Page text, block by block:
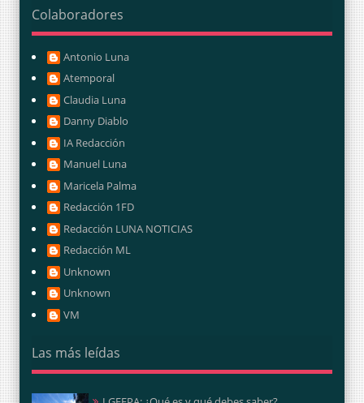
Colaboradores
Antonio Luna
Atemporal
Claudia Luna
Danny Diablo
IA Redacción
Manuel Luna
Maricela Palma
Redacción 1FD
Redacción LUNA NOTICIAS
Redacción ML
Unknown
Unknown
VM
Las más leídas